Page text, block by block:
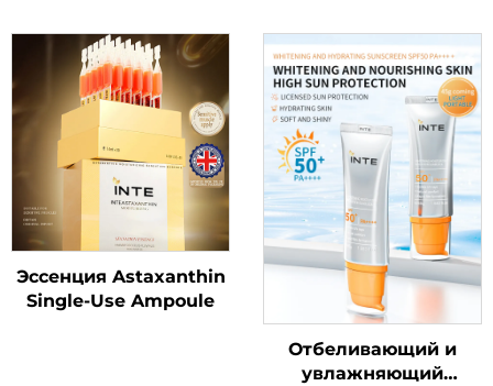
Эссенция Astaxanthin
Single-Use Ampoule
Отбеливающий и
увлажняющий